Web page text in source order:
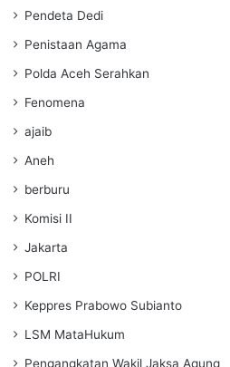
Pendeta Dedi
Penistaan Agama
Polda Aceh Serahkan
Fenomena
ajaib
Aneh
berburu
Komisi II
Jakarta
POLRI
Keppres Prabowo Subianto
LSM MataHukum
Pengangkatan Wakil Jaksa Agung